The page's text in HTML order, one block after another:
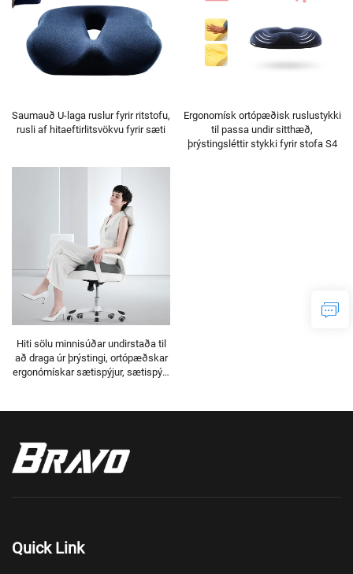
Saumauð U-laga ruslur fyrir ritstofu,
rusli af hitaeftirlitsvökvu fyrir sæti
Ergonomísk ortópæðisk ruslustykki
til passa undir sitthæð,
þrýstingsléttir stykki fyrir stofa S4
Hiti sölu minnisúðar undirstaða til
að draga úr þrýstingi, ortópæðskar
ergonómískar sætispýjur, sætispýja
Quick Link